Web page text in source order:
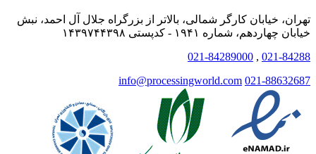
تهران، خیابان کارگر شمالی، بالاتر از بزرگراه جلال آل احمد، نبش
خیابان چهاردهم، شماره ۱۹۴۱ - کدپستی ۱۴۳۹۷۴۴۳۹۸
021-84288
,
021-84289000
021-88632687
info@processingworld.com